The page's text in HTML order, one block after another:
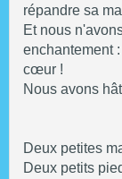
répandre sa
Et nous
enchantement
cœur !
Nous avons
Deux petites
Deux petits